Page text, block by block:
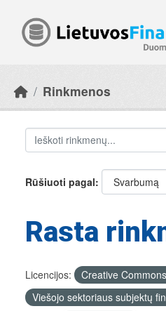
Rinkmenos
Rūšiuoti pagal
Rasta
Licencijos: Creative
Viešojo sektoriaus subjektų